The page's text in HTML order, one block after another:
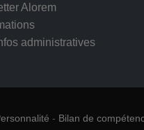
Alorem
administratives
- Bilan de